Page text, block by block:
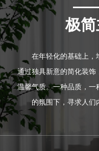
极简
在年轻化的基础上，
通过独具新意的简化装饰
温馨气质。一种品质，一
的氛围下，寻求人们